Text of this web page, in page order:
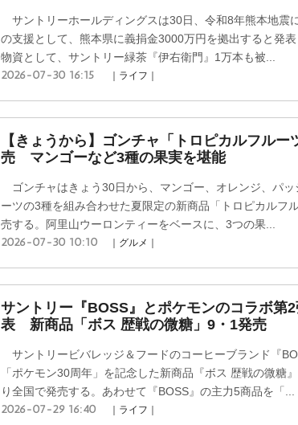
サントリーホールディングスは30日、令和8年熊本地震
の支援として、熊本県に義捐金3000万円を拠出すると発
物資として、サントリー緑茶『伊右衛門』1万本も被...
2026-07-30 16:15 ｜ライフ｜
【きょうから】ゴンチャ「トロピカルフルー
売 マンゴーなど3種の果実を堪能
ゴンチャはきょう30日から、マンゴー、オレンジ、パッ
ーツの3種を組み合わせた夏限定の新商品「トロピカルフ
売する。阿里山ウーロンティーをベースに、3つの果...
2026-07-30 10:10 ｜グルメ｜
サントリー『BOSS』とポケモンのコラボ第
表 新商品「ボス 歴戦の微糖」9・1発売
サントリービバレッジ＆フードのコーヒーブランド『
「ポケモン30周年」を記念した新商品『ボス 歴戦の微糖
り全国で発売する。あわせて『BOSS』の主力5商品を「...
2026-07-29 16:40 ｜ライフ｜